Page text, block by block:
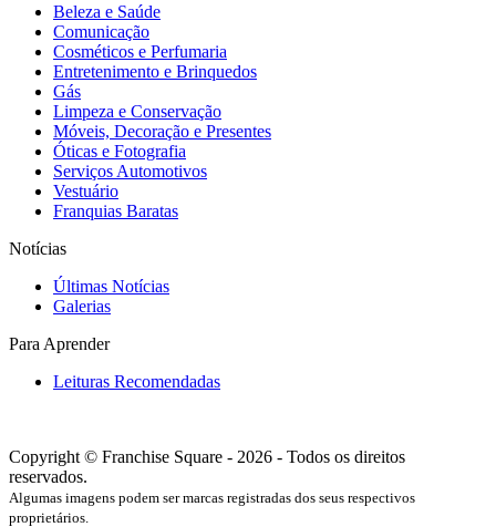
Beleza e Saúde
Comunicação
Cosméticos e Perfumaria
Entretenimento e Brinquedos
Gás
Limpeza e Conservação
Móveis, Decoração e Presentes
Óticas e Fotografia
Serviços Automotivos
Vestuário
Franquias Baratas
Notícias
Últimas Notícias
Galerias
Para Aprender
Leituras Recomendadas
Copyright © Franchise Square - 2026 - Todos os direitos
reservados.
Algumas imagens podem ser marcas registradas dos seus respectivos
proprietários.